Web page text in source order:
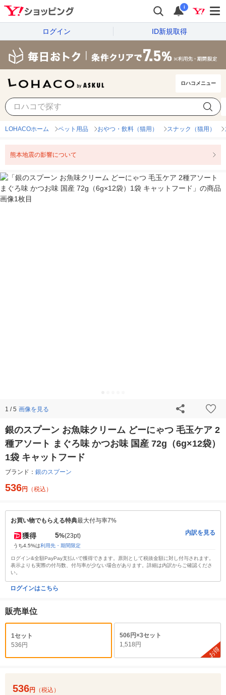
i
ログイン ID新規取得
ロハコメニュー
LOHACOホーム ペット用品 おやつ・飲料（猫用） スナック（猫用）
熊本地震の影響について
1 / 5 画像を見る
銀のスプーン お魚味クリーム どーにゃつ 毛玉ケア 2
種アソート まぐろ味 かつお味 国産 72g（6g×12袋）
1袋 キャットフード
ブランド： 銀のスプーン
536円 （税込）
お買い物でもらえる特典最大付与率7%
獲得 5%(23pt)
うち4.5%は利用先・期間限定
内訳を見る
ログイン&全額PayPay支払いで獲得できます。原則として税抜金額に対し付与されます。
表示よりも実際の付与数、付与率が少ない場合があります。詳細は内訳からご確認くださ
い。
ログインはこちら
販売単位
1セット
536円
506円×3セット
1,518円
お得
536円 （税込）